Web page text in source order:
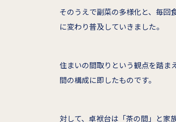
そのうえで副菜の多様化と、毎回
に変わり普及していきました。
住まいの間取りという観点を踏ま
間の構成に即したものです。
対して、卓袱台は「茶の間」と家